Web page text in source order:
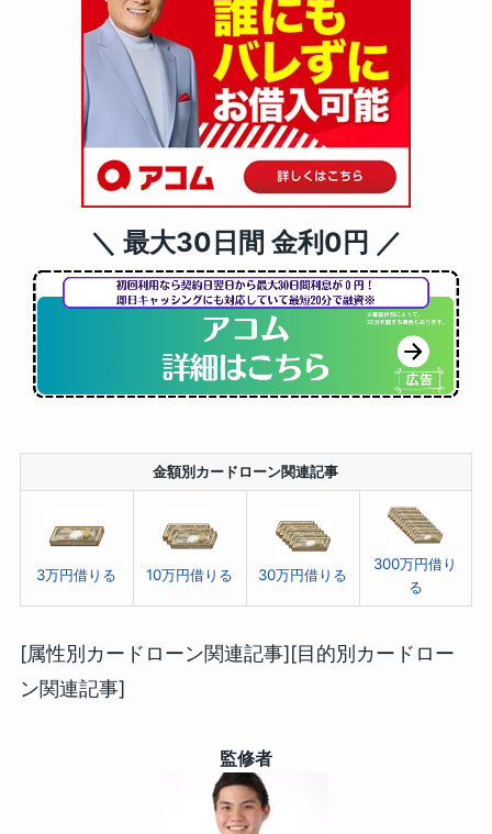
＼ 最大30日間 金利0円 ／
金額別カードローン関連記事
3万円借りる 10万円借りる 30万円借りる
300万円借り
る
[属性別カードローン関連記事][目的別カードロー
ン関連記事]
監修者